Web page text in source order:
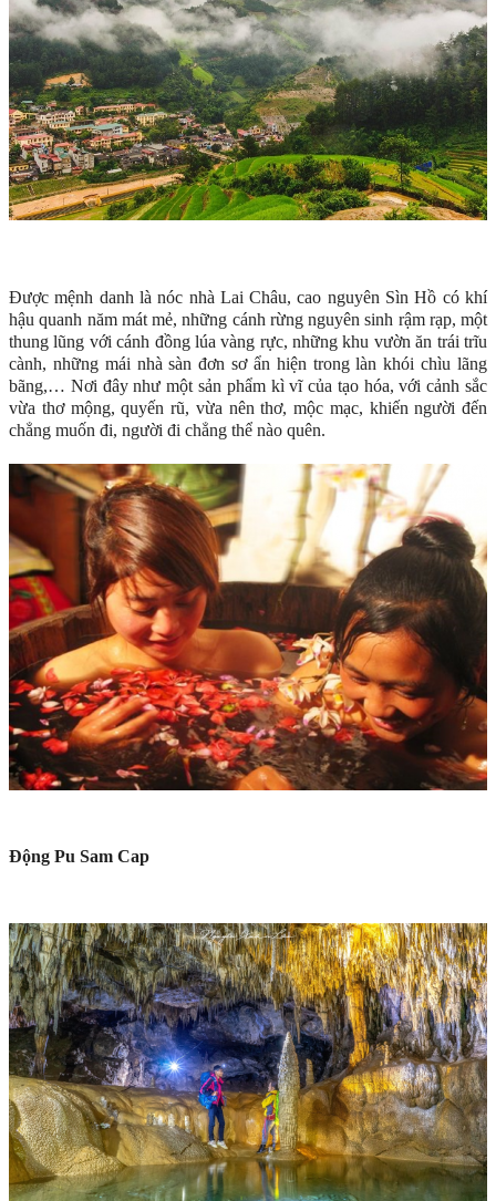
Được mệnh danh là nóc nhà Lai Châu, cao nguyên Sìn Hồ có khí
hậu quanh năm mát mẻ, những cánh rừng nguyên sinh rậm rạp, một
thung lũng với cánh đồng lúa vàng rực, những khu vườn ăn trái trĩu
cành, những mái nhà sàn đơn sơ ẩn hiện trong làn khói chìu lãng
bãng,… Nơi đây như một sản phẩm kì vĩ của tạo hóa, với cảnh sắc
vừa thơ mộng, quyến rũ, vừa nên thơ, mộc mạc, khiến người đến
chẳng muốn đi, người đi chẳng thể nào quên.
Động Pu Sam Cap